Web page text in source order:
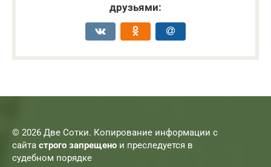
друзьями:
© 2026 Две Сотки. Копирование информации с
сайта строго запрещено и преследуется в
судебном порядке